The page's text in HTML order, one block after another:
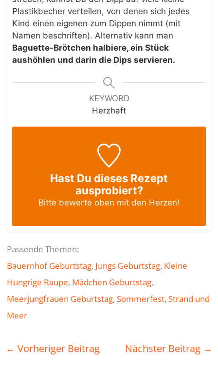
Plastikbecher verteilen, von denen sich jedes
Kind einen eigenen zum Dippen nimmt (mit
Namen beschriften). Alternativ kann man
Baguette-Brötchen halbiere, ein Stück
aushöhlen und darin die Dips servieren.
KEYWORD
Herzhaft
Hast Du dieses Rezept
ausprobiert?
Bitte bewerte oben mit den Herzen!
Passende Themen:
Bauernhof Geburtstag, Jungs Geburtstag, Kleine
Hungrige Raupe, Mädchen Geburtstag
Meerjungfrauen Geburtstag, Sommerfest, Strand und
Meer
← Vorheriger Beitrag Nächster Beitrag →